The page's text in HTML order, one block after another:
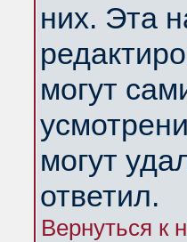
них. Эта
могут
могут
ответил.
Вернуться к